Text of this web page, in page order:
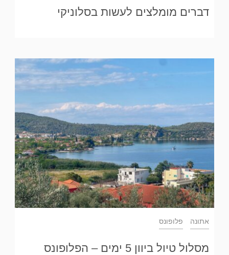
דברים מומלצים לעשות בסלוניקי
אתונה פלופונס
מסלול טיול ביוון 5 ימים – הפלופונס